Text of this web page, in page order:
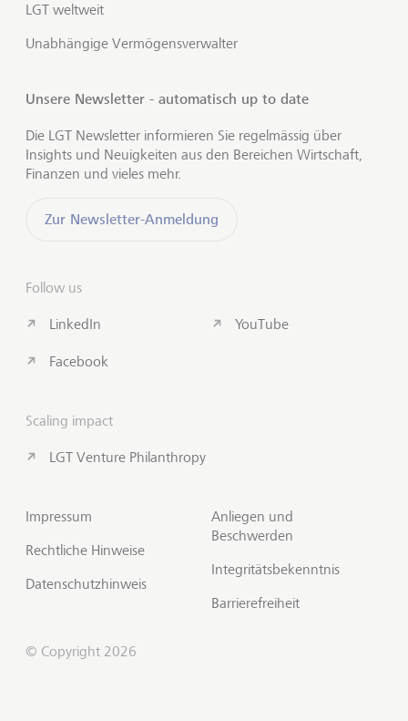
LGT weltweit
Unabhängige Vermögensverwalter
Unsere Newsletter - automatisch up to date
Die LGT Newsletter informieren Sie regelmässig über
Insights und Neuigkeiten aus den Bereichen Wirtschaft,
Finanzen und vieles mehr.
Zur Newsletter-Anmeldung
Follow us
LinkedIn
Facebook
YouTube
Scaling impact
LGT Venture Philanthropy
Impressum
Rechtliche Hinweise
Datenschutzhinweis
Anliegen und
Beschwerden
Integritätsbekenntnis
Barrierefreiheit
© Copyright 2026